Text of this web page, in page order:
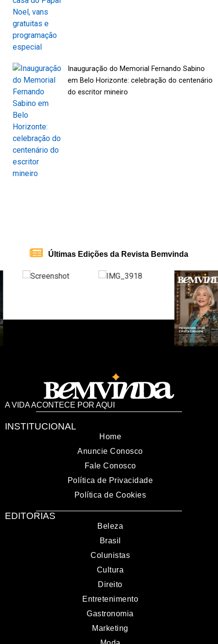
Inauguração do Memorial Fernando Sabino
em Belo Horizonte: celebração do centenário
do escritor mineiro
Últimas Edições da Revista Bemvinda
A VIDA ACONTECE POR AQUI
INSTITUCIONAL
Home
Anuncie Conosco
Fale Conosco
Política de Privacidade
Política de Cookies
EDITORIAS
Beleza
Brasil
Colunistas
Cultura
Direito
Entretenimento
Gastronomia
Marketing